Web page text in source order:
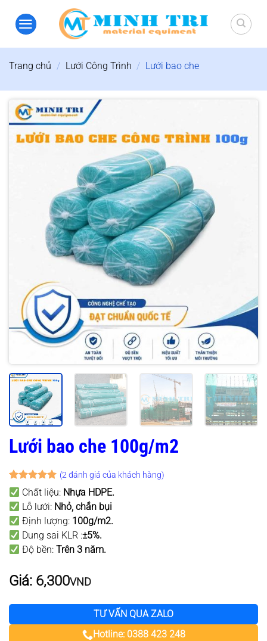
dung
Trang chủ / Lưới Công Trình / Lưới bao che
Lưới bao che 100g/m2
5trên 5
dựa trên
2
đánh giá
(2đánh giá của khách hàng)
Chất liệu: Nhựa HDPE.
Lỗ lưới: Nhỏ, chắn bụi
Định lượng: 100g/m2.
Dung sai KLR :±5%.
Độ bền: Trên 3 năm.
Giá: 6,300VND
TƯ VẤN QUA ZALO
Hotline: 0388 423 248